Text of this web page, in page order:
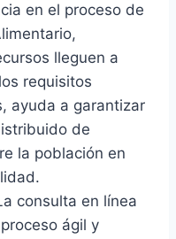
en el proceso de
lleguen a
requisitos
ayuda a garantizar
de
la población en
consulta en línea
ágil y